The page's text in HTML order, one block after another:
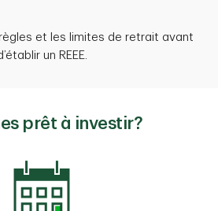
et les limites de retrait avant
un REEE.
prêt à investir?